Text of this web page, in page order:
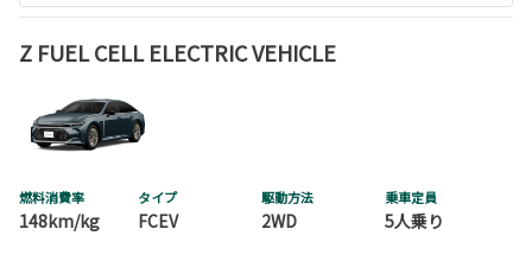
Z FUEL CELL ELECTRIC VEHICLE
燃料消費率
148km/kg
タイプ
FCEV
駆動方法
2WD
乗車定員
5人乗り